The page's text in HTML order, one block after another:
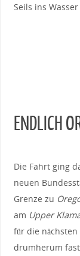
Seils ins
ENDLICH
Die Fahrt ging
neuen
Grenze zu
am Upper
für die
drumherum